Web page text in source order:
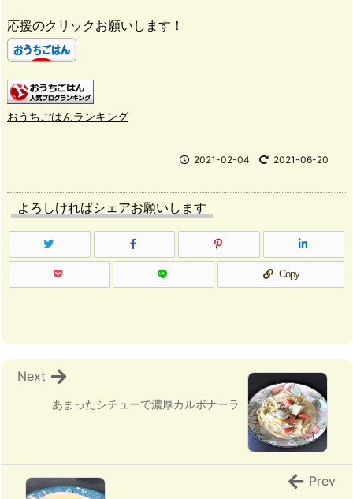
応援のクリックお願いします！
おうちごはんランキング
2021-02-04 2021-06-20
よろしければシェアお願いします
Copy
あまったシチューで濃厚カルボナーラ
Next
Prev